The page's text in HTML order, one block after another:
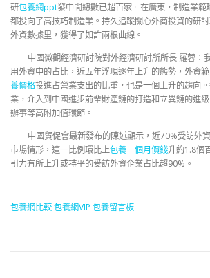
研包養網ppt發中間總數已超百家。在廣東，制造業
都投向了高技巧制造業。持久追蹤關心外商投資的研
外資數據里，獲得了如許兩根曲線。
中國微觀經濟研討院對外經濟研討所所長 羅蓉：
用外資中的占比，近五年浮現逐年上升的態勢，外資
養價格投進占營業支出的比重，也是一個上升的趨向
業，介入到中國進步前輩財產鏈的打造和立異鏈的進
辦事等高附加值環節。
中國貿促會最新發布的陳述顯示，近70%受訪外
市場情形，這一比例環比上包養一個月價錢升約1.8個
引力有所上升或持平的受訪外資企業占比超90%。
包養網比較包養網VIP 包養留言板